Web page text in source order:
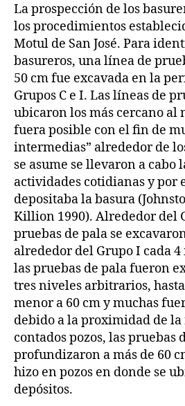
La prospección de los
los procedimientos
Motul de San José. Para
basureros, una línea de
50 cm fue excavada en la
Grupos C e I. Las líneas de
ubicaron los más cercano al
fuera posible con el fin de
intermedias” alrededor de
se asume se llevaron a cabo
actividades cotidianas y por
depositaba la basura
Killion 1990). Alrededor del
pruebas de pala se
alrededor del Grupo I cada
las pruebas de pala fueron
tres niveles arbitrarios,
menor a 60 cm y muchas
debido a la proximidad de la
contados pozos, las pruebas
profundizaron a más de 60
hizo en pozos en donde se
depósitos.